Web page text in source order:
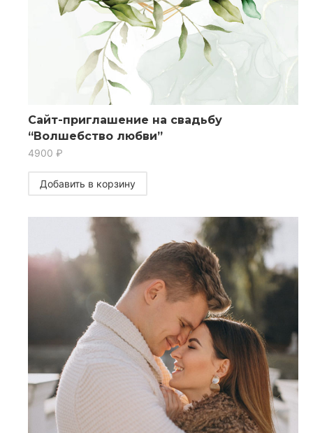
Сайт-приглашение на свадьбу
“Волшебство любви”
4900 ₽
Добавить в корзину